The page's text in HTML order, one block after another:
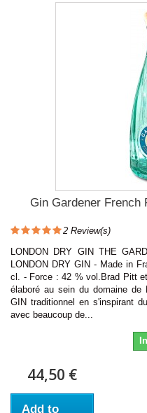
Gin Gardener French
2 Review(s)
LONDON DRY GIN THE
LONDON DRY GIN - Made in
cl. - Force : 42 % vol.Brad Pitt
élaboré au sein du domaine
GIN traditionnel en s'inspirant
avec beaucoup de...
44,50 €
Add to